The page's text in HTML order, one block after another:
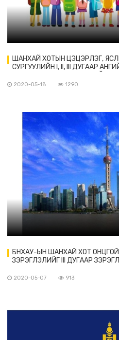
ШАНХАЙ ХОТЫН ЦЭЦЭРЛЭГ,
СУРГУУЛИЙН I, II, III ДУГААР
2020-05-18 1290
БНХАУ-ЫН ШАНХАЙ ХОТ
ЗЭРЭГЛЭЛИЙГ III ДУГААР
2020-05-07 913